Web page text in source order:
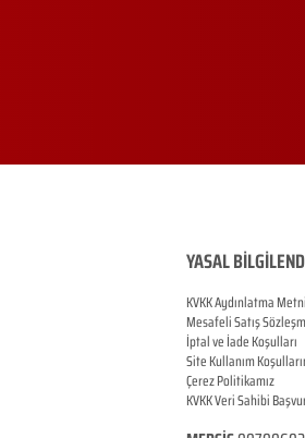
YASAL
KVKK Aydınlatma Metni
Mesafeli Satış
İptal ve İade Koşulları
Site Kullanım
Çerez Politikamız
KVKK Veri Sahibi